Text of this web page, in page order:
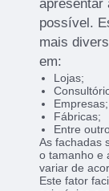
apresentar
possível.
mais
em:
Lojas;
Empresas;
Fábricas;
Entre
As fachadas
o tamanho e
variar de
Este fator